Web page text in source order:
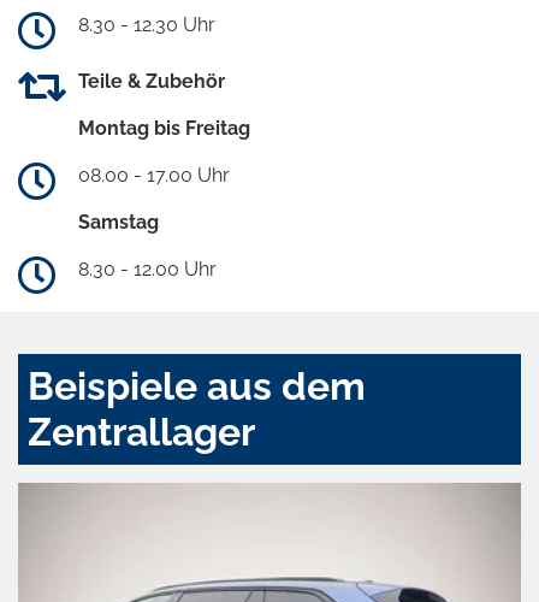
8.30 - 12.30 Uhr
Teile & Zubehör
Montag bis Freitag
08.00 - 17.00 Uhr
Samstag
8.30 - 12.00 Uhr
Beispiele aus dem
Zentrallager